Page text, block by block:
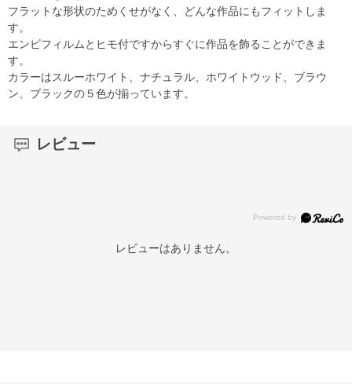
フラットな形状のためくせがなく、どんな作品にもフィットしま
す。
エンビフィルムとヒモ付ですからすぐに作品を飾ることができま
す。
カラーはスルーホワイト、ナチュラル、ホワイトウッド、ブラウ
ン、ブラックの５色が揃っています。
レビュー
レビューはありません。